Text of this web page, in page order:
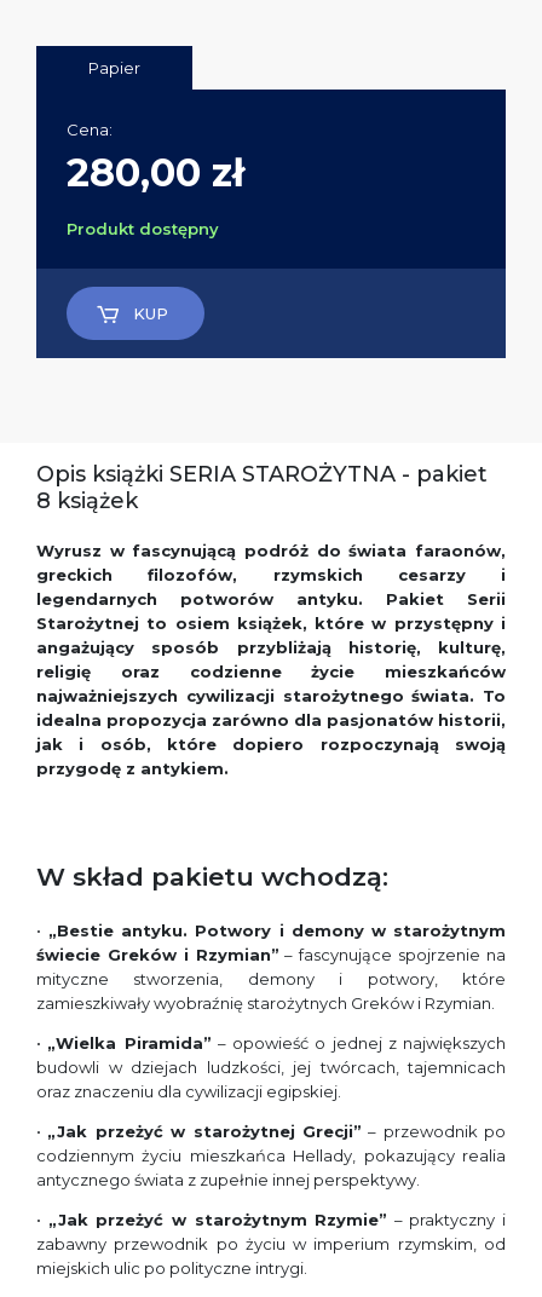
Papier
Cena:
280,00 zł
Produkt dostępny
KUP
Opis książki SERIA STAROŻYTNA - pakiet
8 książek
Wyrusz w fascynującą podróż do świata faraonów,
greckich filozofów, rzymskich cesarzy i
legendarnych potworów antyku. Pakiet Serii
Starożytnej to osiem książek, które w przystępny i
angażujący sposób przybliżają historię, kulturę,
religię oraz codzienne życie mieszkańców
najważniejszych cywilizacji starożytnego świata. To
idealna propozycja zarówno dla pasjonatów historii,
jak i osób, które dopiero rozpoczynają swoją
przygodę z antykiem.
W skład pakietu wchodzą:
• „Bestie antyku. Potwory i demony w starożytnym
świecie Greków i Rzymian” – fascynujące spojrzenie na
mityczne stworzenia, demony i potwory, które
zamieszkiwały wyobraźnię starożytnych Greków i Rzymian.
• „Wielka Piramida” – opowieść o jednej z największych
budowli w dziejach ludzkości, jej twórcach, tajemnicach
oraz znaczeniu dla cywilizacji egipskiej.
• „Jak przeżyć w starożytnej Grecji” – przewodnik po
codziennym życiu mieszkańca Hellady, pokazujący realia
antycznego świata z zupełnie innej perspektywy.
• „Jak przeżyć w starożytnym Rzymie” – praktyczny i
zabawny przewodnik po życiu w imperium rzymskim, od
miejskich ulic po polityczne intrygi.